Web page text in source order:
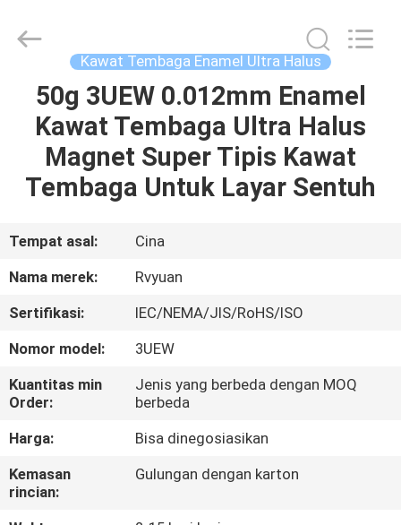
RUMAH
PRODUK
TENTANG
WISATA
PABRIK
KONTROL
KUALITAS
Material
Co,.Ltd.
Reserved.
Kawat Tembaga Enamel Ultra Halus
50g 3UEW 0.012mm Enamel
Kawat Tembaga Ultra Halus
Magnet Super Tipis Kawat
Tembaga Untuk Layar Sentuh
Tempat asal:
Cina
Nama merek:
Rvyuan
Sertifikasi:
IEC/NEMA/JIS/RoHS/ISO
Nomor model:
3UEW
Kuantitas min
Order:
Jenis yang berbeda dengan MOQ
berbeda
Harga:
Bisa dinegosiasikan
Kemasan
rincian:
Gulungan dengan karton